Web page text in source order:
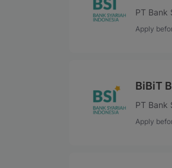
Apply
BiBiT
Apply